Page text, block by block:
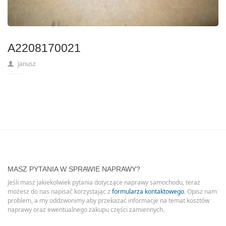
A2208170021
Janusz
MASZ PYTANIA W SPRAWIE NAPRAWY?
Jeśli masz jakiekolwiek pytania dotyczące naprawy samochodu, teraz
możesz do nas napisać korzystając z formularza kontaktowego. Opisz nam
problem, a my oddzwonimy aby przekazać informacje na temat kosztów
naprawy oraz ewentualnego zakupu części zamiennych.